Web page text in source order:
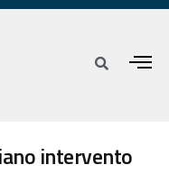
intervento